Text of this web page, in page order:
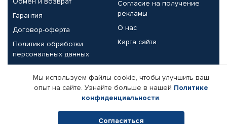
Гарантия
Договор-оферта
Политика обработки
персональных данных
Согласие на получение
рекламы
О нас
Карта сайта
Партнерам
Корпоративным клиентам
Поставщикам
Реквизиты компании
Мы используем файлы cookie, чтобы улучшить ваш
опыт на сайте. Узнайте больше в нашей Политике
конфиденциальности.
Согласиться